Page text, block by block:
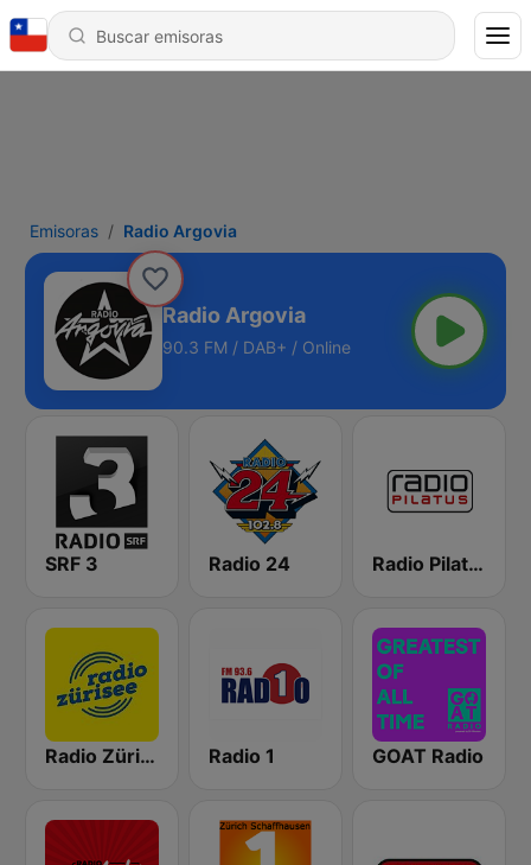
Emisoras Radio Argovia
Radio Argovia
90.3 FM / DAB+ / Online
SRF 3 Radio 24 Radio Pilatus
Radio Zürisee Radio 1 GOAT Radio